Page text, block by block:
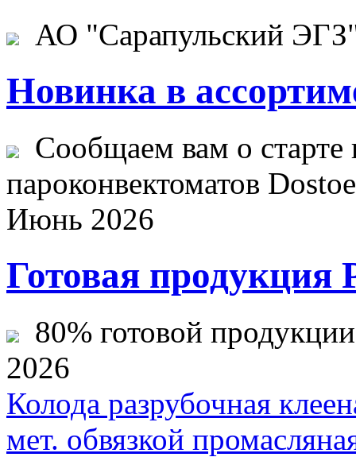
АО "Сарапульский
Новинка в
Сообщаем вам о старте
пароконвектоматов
Июнь 2026
Готовая продукция
80% готовой
2026
Колода разрубочная
мет. обвязкой